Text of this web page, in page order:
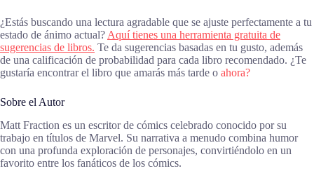
¿Estás buscando una lectura agradable que se ajuste perfectamente a tu
estado de ánimo actual? Aquí tienes una herramienta gratuita de
sugerencias de libros. Te da sugerencias basadas en tu gusto, además
de una calificación de probabilidad para cada libro recomendado. ¿Te
gustaría encontrar el libro que amarás más tarde o ahora?
Sobre el Autor
Matt Fraction es un escritor de cómics celebrado conocido por su
trabajo en títulos de Marvel. Su narrativa a menudo combina humor
con una profunda exploración de personajes, convirtiéndolo en un
favorito entre los fanáticos de los cómics.